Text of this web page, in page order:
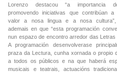
Lorenzo destacou “a importancia
promovendo iniciativas que contribúan
valor a nosa lingua e a nosa cultura”,
ademais en que “esta programación
nun espazo de encontro arredor das Letras
A programación desenvolverase
praza da Lectura, cunha xornada o propio
a todos os públicos e na que haberá
musicais e teatrais, actuacións